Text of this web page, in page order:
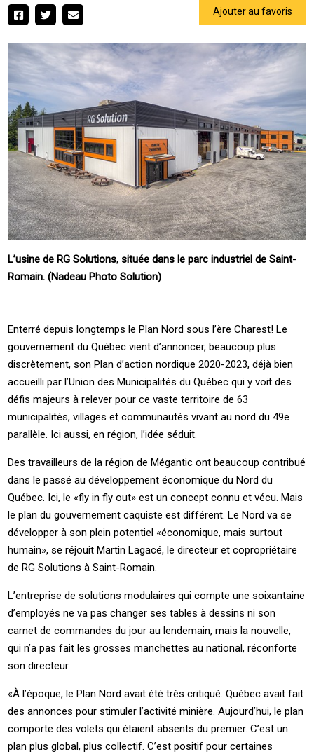
Ajouter au favoris
L’usine de RG Solutions, située dans le parc industriel de Saint-
Romain. (Nadeau Photo Solution)
Enterré depuis longtemps le Plan Nord sous l’ère Charest! Le
gouvernement du Québec vient d’annoncer, beaucoup plus
discrètement, son Plan d’action nordique 2020-2023, déjà bien
accueilli par l’Union des Municipalités du Québec qui y voit des
défis majeurs à relever pour ce vaste territoire de 63
municipalités, villages et communautés vivant au nord du 49e
parallèle. Ici aussi, en région, l’idée séduit.
Des travailleurs de la région de Mégantic ont beaucoup contribué
dans le passé au développement économique du Nord du
Québec. Ici, le «fly in fly out» est un concept connu et vécu. Mais
le plan du gouvernement caquiste est différent. Le Nord va se
développer à son plein potentiel «économique, mais surtout
humain», se réjouit Martin Lagacé, le directeur et copropriétaire
de RG Solutions à Saint-Romain.
L’entreprise de solutions modulaires qui compte une soixantaine
d’employés ne va pas changer ses tables à dessins ni son
carnet de commandes du jour au lendemain, mais la nouvelle,
qui n’a pas fait les grosses manchettes au national, réconforte
son directeur.
«À l’époque, le Plan Nord avait été très critiqué. Québec avait fait
des annonces pour stimuler l’activité minière. Aujourd’hui, le plan
comporte des volets qui étaient absents du premier. C’est un
plan plus global, plus collectif. C’est positif pour certaines